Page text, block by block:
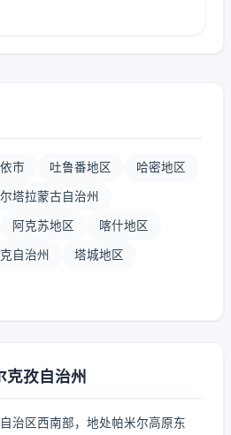
市 吐鲁番地区 哈密地区
塔拉蒙古自治州
阿克苏地区 喀什地区
自治州 塔城地区
克孜自治州
治区西南部，地处帕米尔高原东